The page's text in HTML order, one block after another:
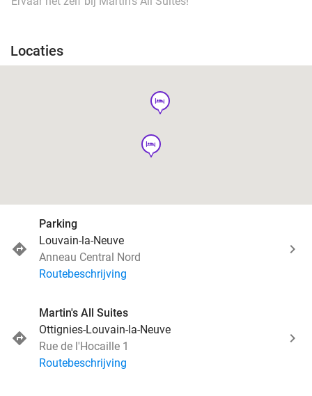
Locaties
hotel
hotel
Parking
Louvain-la-Neuve
Anneau Central Nord
Routebeschrijving
Martin's All Suites
Ottignies-Louvain-la-Neuve
Rue de l'Hocaille 1
Routebeschrijving